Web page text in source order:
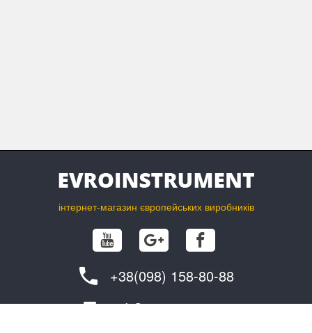
інтернет-магазин європейських виробників
+38(098) 158-80-88
info@evroinstrument.com